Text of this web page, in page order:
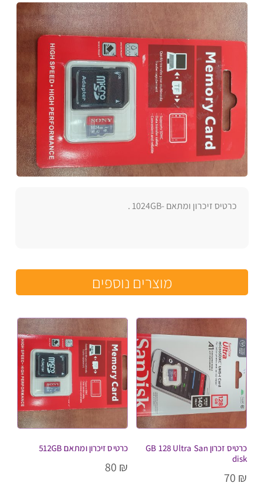
כרטיס זיכרון ומתאם -1024GB .
מוצרים נוספים
כרטיס זכרון GB 128 Ultra San
disk
70 ₪
כרטיס זיכרון ומתאם 512GB
80 ₪